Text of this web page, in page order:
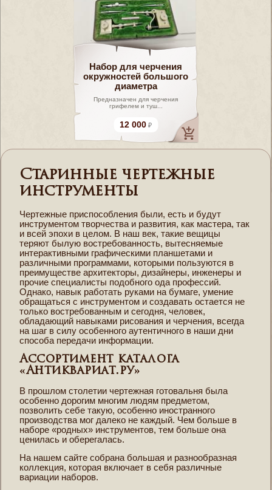
Набор для черчения
окружностей большого
диаметра
Предназначен для черчения
грифелем и туш...
12 000
Старинные чертежные
инструменты
Чертежные приспособления были, есть и будут
инструментом творчества и развития, как мастера, так
и всей эпохи в целом. В наш век, такие вещицы
теряют былую востребованность, вытесняемые
интерактивными графическими планшетами и
различными программами, которыми пользуются в
преимуществе архитекторы, дизайнеры, инженеры и
прочие специалисты подобного ода профессий.
Однако, навык работать руками на бумаге, умение
обращаться с инструментом и создавать остается не
только востребованным и сегодня, человек,
обладающий навыками рисования и черчения, всегда
на шаг в силу особенного аутентичного в наши дни
способа передачи информации.
Ассортимент каталога
«Антиквариат.ру»
В прошлом столетии чертежная готовальня была
особенно дорогим многим людям предметом,
позволить себе такую, особенно иностранного
производства мог далеко не каждый. Чем больше в
наборе «родных» инструментов, тем больше она
ценилась и оберегалась.
На нашем сайте собрана большая и разнообразная
коллекция, которая включает в себя различные
вариации наборов.